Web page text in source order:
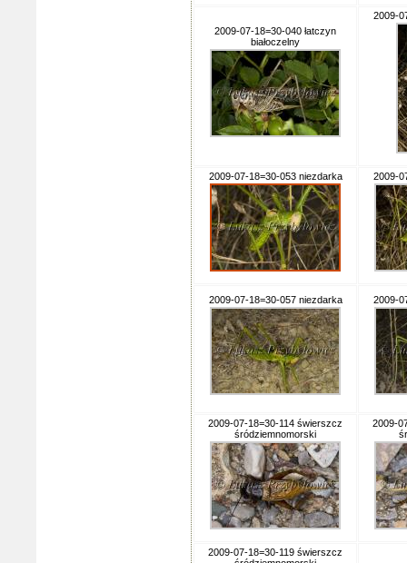
2009-07-18=30-040 łatczyn
białoczelny
2009-
2009-07-18=30-053 niezdarka 2009-
2009-07-18=30-057 niezdarka 2009-
2009-07-18=30-114 świerszcz
śródziemnomorski
2009-
2009-07-18=30-119 świerszcz